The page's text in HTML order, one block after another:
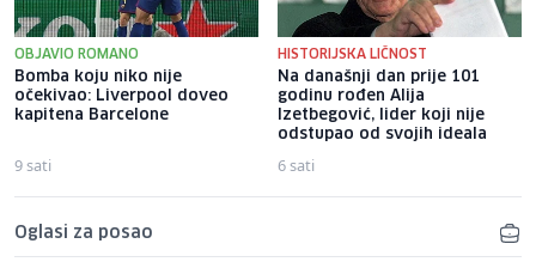
OBJAVIO ROMANO
Bomba koju niko nije
očekivao: Liverpool doveo
kapitena Barcelone
9 sati
HISTORIJSKA LIČNOST
Na današnji dan prije 101
godinu rođen Alija
Izetbegović, lider koji nije
odstupao od svojih ideala
6 sati
Oglasi za posao